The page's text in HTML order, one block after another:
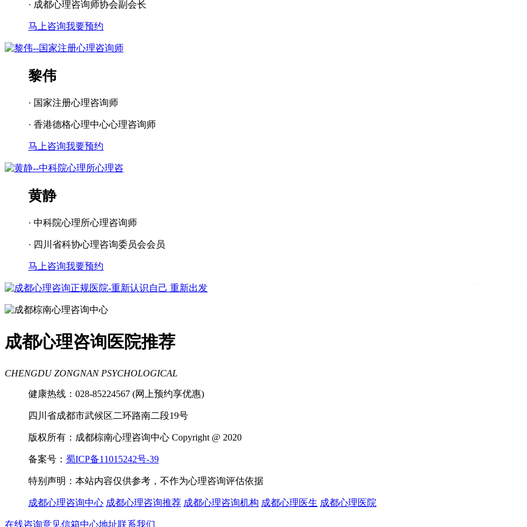
· 成都心理咨询师协会副会长
马上咨询我要预约
黎伟
· 国家注册心理咨询师
· 香港德格心理中心心理咨询师
马上咨询我要预约
黄静
· 中科院心理所心理咨询师
· 四川省科协心理咨询委员会会员
马上咨询我要预约
成都看心理疾病 成都心理辅导
理咨询医院 成都青少年心理咨询机构
成都心理咨询医院推荐
CHENGDU ZONGNAN PSYCHOLOGICAL
健康热线：028-85224567 (网上预约享优惠)
四川省成都市武候区二环路南二段19号
版权所有：成都棕南心理咨询中心 Copyright @ 2020
备案号： 蜀ICP备11015242号-39
特别声明：本站内容仅供参考，不作为心理咨询评估依据
成都心理咨询中心 成都心理咨询推荐 成都心理咨询机构 成都心理医生 成都心理医院
在线咨询意见信箱中心地址联系我们